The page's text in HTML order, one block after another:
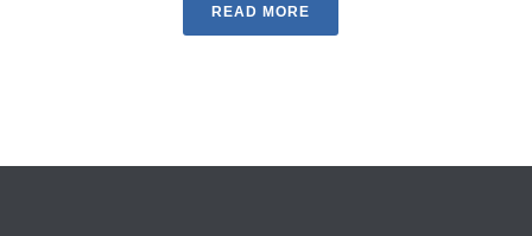
READ MORE